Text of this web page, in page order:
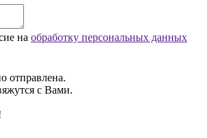
на обработку персональных данных
отправлена.
с Вами.